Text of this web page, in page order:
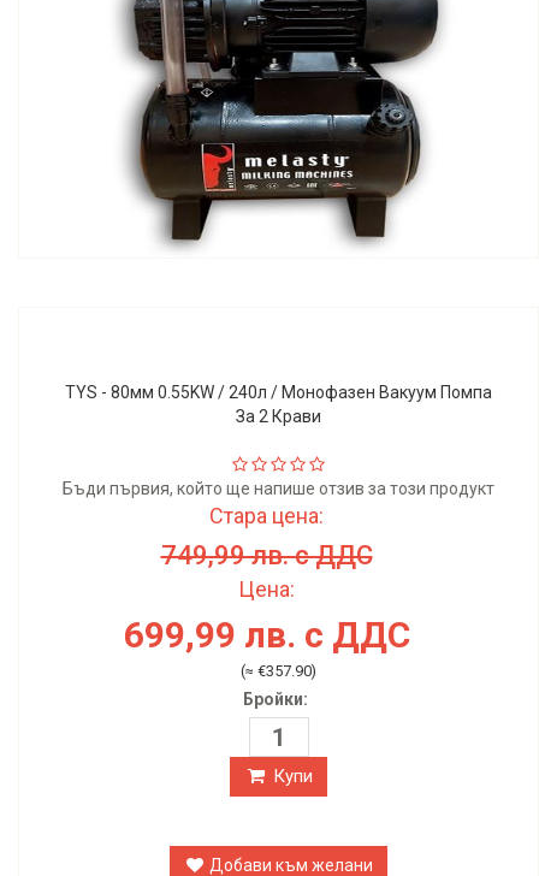
TYS - 80мм 0.55KW / 240л / Монофазен Вакуум Помпа
За 2 Крави
Бъди първия, който ще напише отзив за този продукт
Стара цена:
749,99 лв. с ДДС
Цена:
699,99 лв. с ДДС
(≈ €357.90)
Бройки:
Купи
Добави към желани